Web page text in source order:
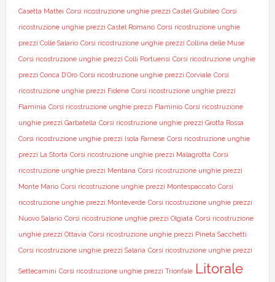
Casetta Mattei Corsi ricostruzione unghie prezzi Castel Giubileo Corsi
ricostruzione unghie prezzi Castel Romano Corsi ricostruzione unghie
prezzi Colle Salario Corsi ricostruzione unghie prezzi Collina delle Muse
Corsi ricostruzione unghie prezzi Colli Portuensi Corsi ricostruzione unghie
prezzi Conca D’Oro Corsi ricostruzione unghie prezzi Corviale Corsi
ricostruzione unghie prezzi Fidene Corsi ricostruzione unghie prezzi
Flaminia Corsi ricostruzione unghie prezzi Flaminio Corsi ricostruzione
unghie prezzi Garbatella Corsi ricostruzione unghie prezzi Grotta Rossa
Corsi ricostruzione unghie prezzi Isola Farnese Corsi ricostruzione unghie
prezzi La Storta Corsi ricostruzione unghie prezzi Malagrotta Corsi
ricostruzione unghie prezzi Mentana Corsi ricostruzione unghie prezzi
Monte Mario Corsi ricostruzione unghie prezzi Montespaccato Corsi
ricostruzione unghie prezzi Monteverde Corsi ricostruzione unghie prezzi
Nuovo Salario Corsi ricostruzione unghie prezzi Olgiata Corsi ricostruzione
unghie prezzi Ottavia Corsi ricostruzione unghie prezzi Pineta Sacchetti
Corsi ricostruzione unghie prezzi Salaria Corsi ricostruzione unghie prezzi
Settecamini Corsi ricostruzione unghie prezzi Trionfale Litorale